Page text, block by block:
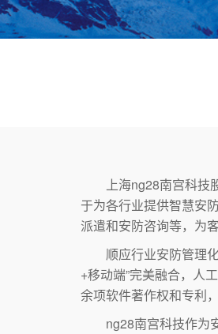
上海ng28南宫科技股
于为各行业提供智慧安
派遣和安防咨询等，为
顺应行业安防管理化
+移动端”完美融合，人
余项软件著作权和专利
ng28南宫科技作为安